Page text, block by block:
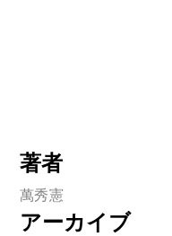
著者
萬秀憲
アーカイブ